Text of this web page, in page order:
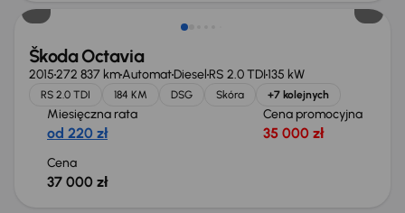
Škoda Octavia
2015272 837 kmAutomatDiesel RS 2.0 TDI135 kW
RS 2.0 TDI 184 KM DSG Skóra +7 kolejnych
Miesięczna rata
od 220 zł
Cena promocyjna
35 000 zł
Cena
37 000 zł